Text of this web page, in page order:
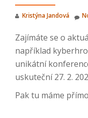
Kristýna Jandová
Zajímáte se o
například
unikátní
uskuteční 27. 2.
Pak tu máme